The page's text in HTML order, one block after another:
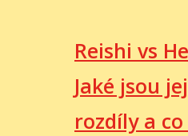
Reishi vs
Jaké jsou
rozdíly a